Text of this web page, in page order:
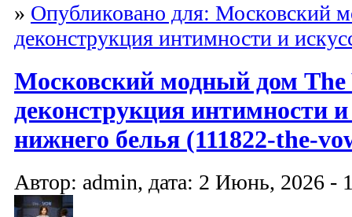
» Опубликовано для: Московский
деконструкция интимности и
Московский модный дом The
деконструкция интимности и
нижнего белья (111822-the-
Автор: admin, дата: 2 Июнь, 2026 -